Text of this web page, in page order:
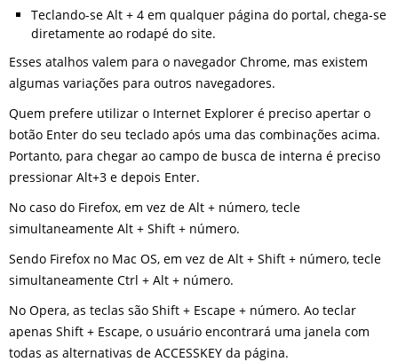
Teclando-se Alt + 4 em qualquer página do portal, chega-se
diretamente ao rodapé do site.
Esses atalhos valem para o navegador Chrome, mas existem
algumas variações para outros navegadores.
Quem prefere utilizar o Internet Explorer é preciso apertar o
botão Enter do seu teclado após uma das combinações acima.
Portanto, para chegar ao campo de busca de interna é preciso
pressionar Alt+3 e depois Enter.
No caso do Firefox, em vez de Alt + número, tecle
simultaneamente Alt + Shift + número.
Sendo Firefox no Mac OS, em vez de Alt + Shift + número, tecle
simultaneamente Ctrl + Alt + número.
No Opera, as teclas são Shift + Escape + número. Ao teclar
apenas Shift + Escape, o usuário encontrará uma janela com
todas as alternativas de ACCESSKEY da página.